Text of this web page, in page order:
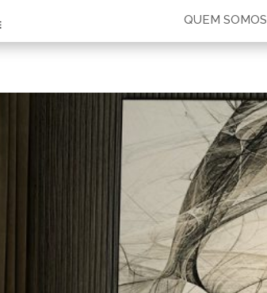
QUEM SOMOS